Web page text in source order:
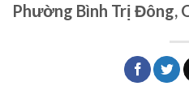
Phường Bình Trị Đông,